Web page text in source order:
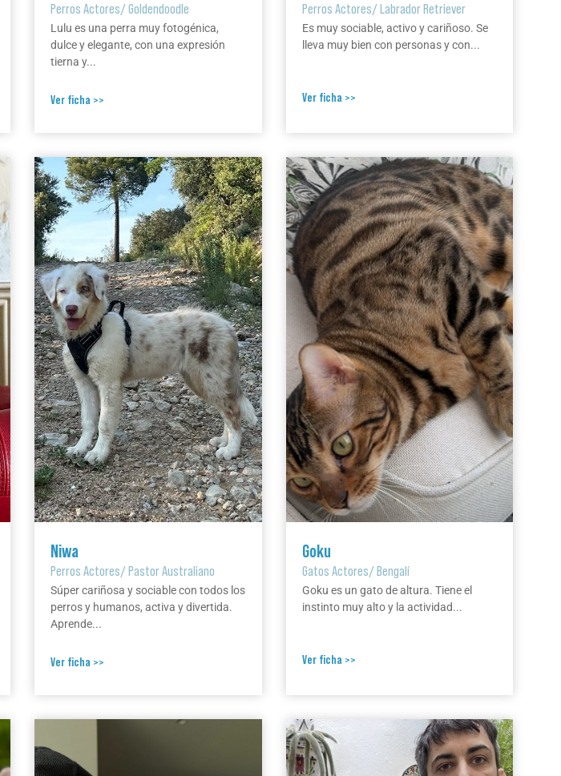
Perros Actores/Goldendoodle
Lulu es una perra muy fotogénica,
dulce y elegante, con una expresión
tierna y...
Ver ficha >>
Perros Actores/Labrador Retriever
Es muy sociable, activo y cariñoso. Se
lleva muy bien con personas y con...
Ver ficha >>
Niwa
Perros Actores/Pastor Australiano
Súper cariñosa y sociable con todos los
perros y humanos, activa y divertida.
Aprende...
Ver ficha >>
Goku
Gatos Actores/Bengalí
Goku es un gato de altura. Tiene el
instinto muy alto y la actividad...
Ver ficha >>